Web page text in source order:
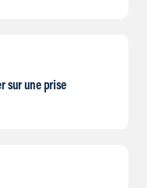
sur une prise